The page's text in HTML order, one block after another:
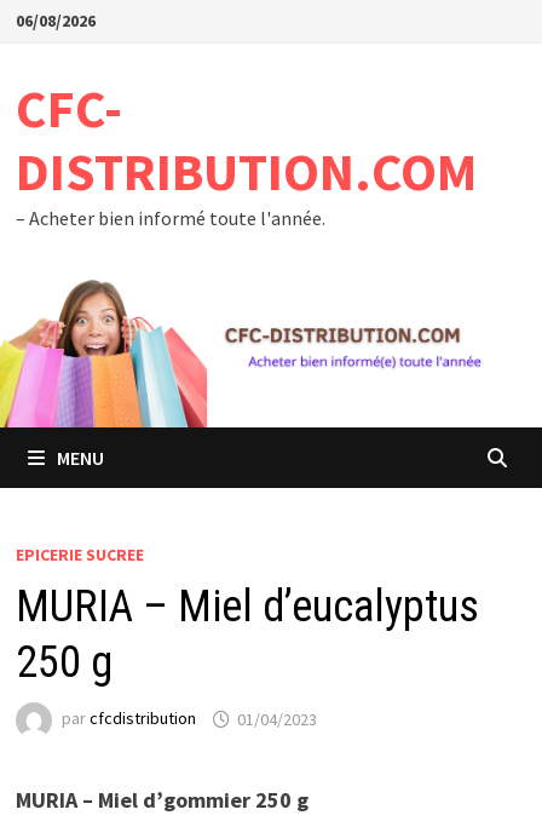
Passer
06/08/2026
CFC-
DISTRIBUTION.COM
– Acheter bien informé toute l'année.
MENU
EPICERIE SUCREE
MURIA – Miel d’eucalyptus
250 g
parcfcdistribution 01/04/2023
MURIA – Miel d’gommier 250 g